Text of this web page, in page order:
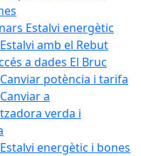
Estalvi energètic
amb el Rebut
a dades El Bruc
potència i tarifa
a
verda i
energètic i bones